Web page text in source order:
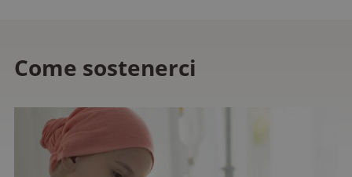
Come sostenerci